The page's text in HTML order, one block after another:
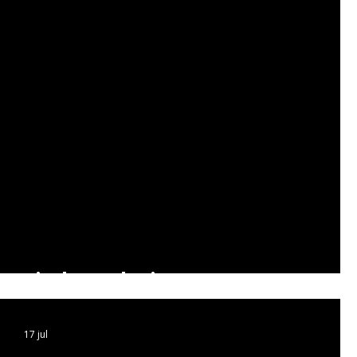
Eindstand 6 jaarse
17 jul